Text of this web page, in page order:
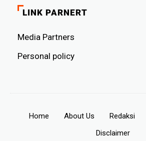
LINK PARNERT
Media Partners
Personal policy
Home About Us Redaksi
Disclaimer